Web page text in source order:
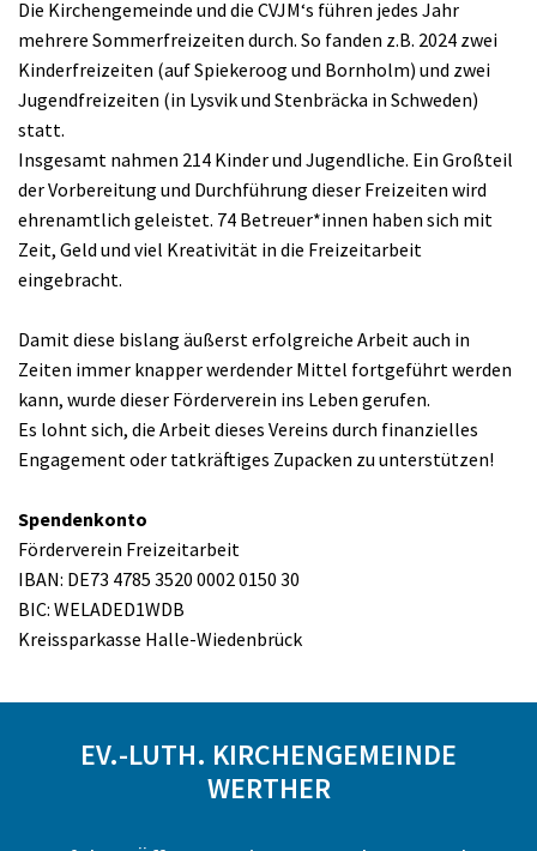
Die Kirchengemeinde und die CVJM‘s führen jedes Jahr
mehrere Sommerfreizeiten durch. So fanden z.B. 2024 zwei
Kinderfreizeiten (auf Spiekeroog und Bornholm) und zwei
Jugendfreizeiten (in Lysvik und Stenbräcka in Schweden)
statt.
Insgesamt nahmen 214 Kinder und Jugendliche. Ein Großteil
der Vorbereitung und Durchführung dieser Freizeiten wird
ehrenamtlich geleistet. 74 Betreuer*innen haben sich mit
Zeit, Geld und viel Kreativität in die Freizeitarbeit
eingebracht.
Damit diese bislang äußerst erfolgreiche Arbeit auch in
Zeiten immer knapper werdender Mittel fortgeführt werden
kann, wurde dieser Förderverein ins Leben gerufen.
Es lohnt sich, die Arbeit dieses Vereins durch finanzielles
Engagement oder tatkräftiges Zupacken zu unterstützen!
Spendenkonto
Förderverein Freizeitarbeit
IBAN: DE73 4785 3520 0002 0150 30
BIC: WELADED1WDB
Kreissparkasse Halle-Wiedenbrück
EV.-LUTH. KIRCHENGEMEINDE
WERTHER